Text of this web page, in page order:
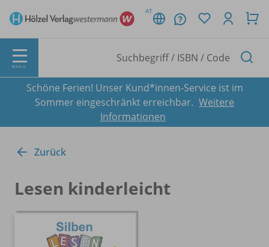
AT
MENÜ
Schöne Ferien! Unser Kund*innen-Service ist im
Sommer eingeschränkt erreichbar. Weitere
Informationen
Zurück
Lesen kinderleicht